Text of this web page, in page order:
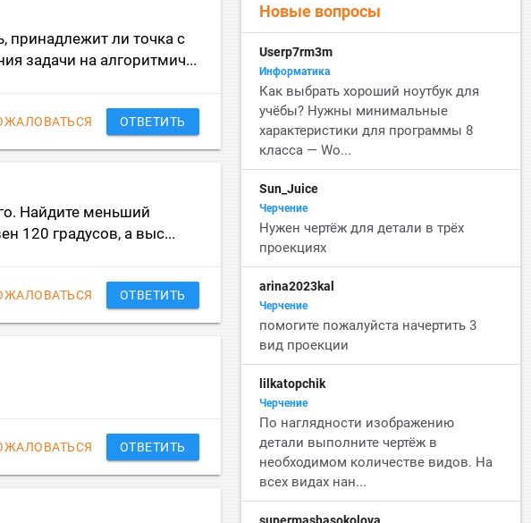
принадлежит ли точка с
задачи на алгоритмич...
ОТВЕТИТЬ
Найдите меньший
120 градусов, а выс...
ОТВЕТИТЬ
ОТВЕТИТЬ
Новые вопросы
Userp7rm3m
Информатика
Как выбрать хороший ноутбук для
учёбы? Нужны минимальные
характеристики для программы 8
класса — Wo...
Sun_Juice
Черчение
Нужен чертёж для детали в трёх
проекциях
arina2023kal
Черчение
помогите пожалуйста начертить 3
вид проекции
lilkatopchik
Черчение
По наглядности изображению
детали выполните чертёж в
необходимом количестве видов. На
всех видах нан...
supermashasokolova